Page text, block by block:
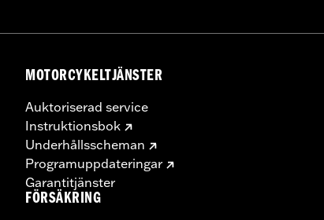
MOTORCYKELTJÄNSTER
Auktoriserad service
Instruktionsbok
Underhållsscheman
Programuppdateringar
Garantitjänster
FÖRSÄKRING